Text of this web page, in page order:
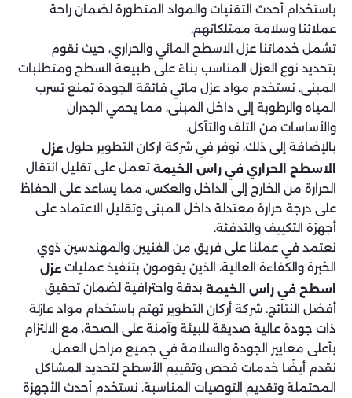
باستخدام أحدث التقنيات والمواد المتطورة لضمان راحة
عملائنا وسلامة ممتلكاتهم.
تشمل خدماتنا عزل الاسطح المائي والحراري، حيث نقوم
بتحديد نوع العزل المناسب بناءً على طبيعة السطح ومتطلبات
المبنى. نستخدم مواد عزل مائي فائقة الجودة تمنع تسرب
المياه والرطوبة إلى داخل المبنى، مما يحمي الجدران
والأساسات من التلف والتآكل.
بالإضافة إلى ذلك، نوفر في شركة اركان التطوير حلول عزل
الاسطح الحراري في راس الخيمة تعمل على تقليل انتقال
الحرارة من الخارج إلى الداخل والعكس، مما يساعد على الحفاظ
على درجة حرارة معتدلة داخل المبنى وتقليل الاعتماد على
أجهزة التكييف والتدفئة.
نعتمد في عملنا على فريق من الفنيين والمهندسين ذوي
الخبرة والكفاءة العالية، الذين يقومون بتنفيذ عمليات عزل
اسطح في راس الخيمة بدقة واحترافية لضمان تحقيق
أفضل النتائج. شركة أركان التطوير تهتم باستخدام مواد عازلة
ذات جودة عالية صديقة للبيئة وآمنة على الصحة، مع الالتزام
بأعلى معايير الجودة والسلامة في جميع مراحل العمل.
نقدم أيضًا خدمات فحص وتقييم الأسطح لتحديد المشاكل
المحتملة وتقديم التوصيات المناسبة. نستخدم أحدث الأجهزة